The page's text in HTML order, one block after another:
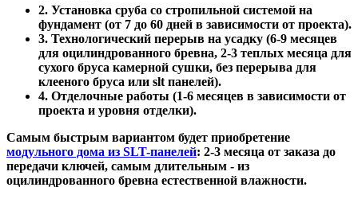
2. Установка сруба со стропильной системой на
фундамент (от 7 до 60 дней в зависимости от проекта).
3. Технологический перерыв на усадку (6-9 месяцев
для оцилиндрованного бревна, 2-3 теплых месяца для
сухого бруса камерной сушки, без перерыва для
клееного бруса или slt панелей).
4. Отделочные работы (1-6 месяцев в зависимости от
проекта и уровня отделки).
Самым быстрым вариантом будет приобретение
модульного дома из SLT-панелей: 2-3 месяца от заказа до
передачи ключей, самым длительным - из
оцилиндрованного бревна естественной влажности.